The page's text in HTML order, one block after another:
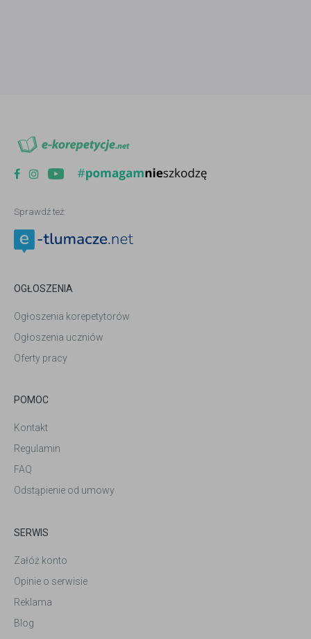
Sprawdź też:
OGŁOSZENIA
Ogłoszenia korepetytorów
Ogłoszenia uczniów
Oferty pracy
POMOC
Kontakt
Regulamin
FAQ
Odstąpienie od umowy
SERWIS
Załóż konto
Opinie o serwisie
Reklama
Blog